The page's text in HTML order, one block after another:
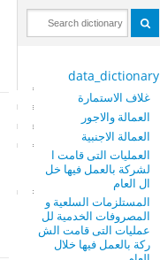
data_dictionary
غلاف الاستمارة
العمالة والاجور
العمالة الاجنبية
العمليات التى قامت ا
لشركة بالعمل فيها خل
ال العام
المستلزمات السلعية و
المصروفات الخدمية لل
عمليات التى قامت الش
ركة بالعمل فيها خلال